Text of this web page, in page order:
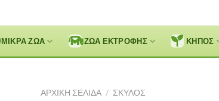
ΜΙΚΡΑ ΖΩΑ ΖΩΑ ΕΚΤΡΟΦΗΣ ΚΗΠΟΣ
ΑΡΧΙΚΉ ΣΕΛΊΔΑ / ΣΚΥΛΟΣ